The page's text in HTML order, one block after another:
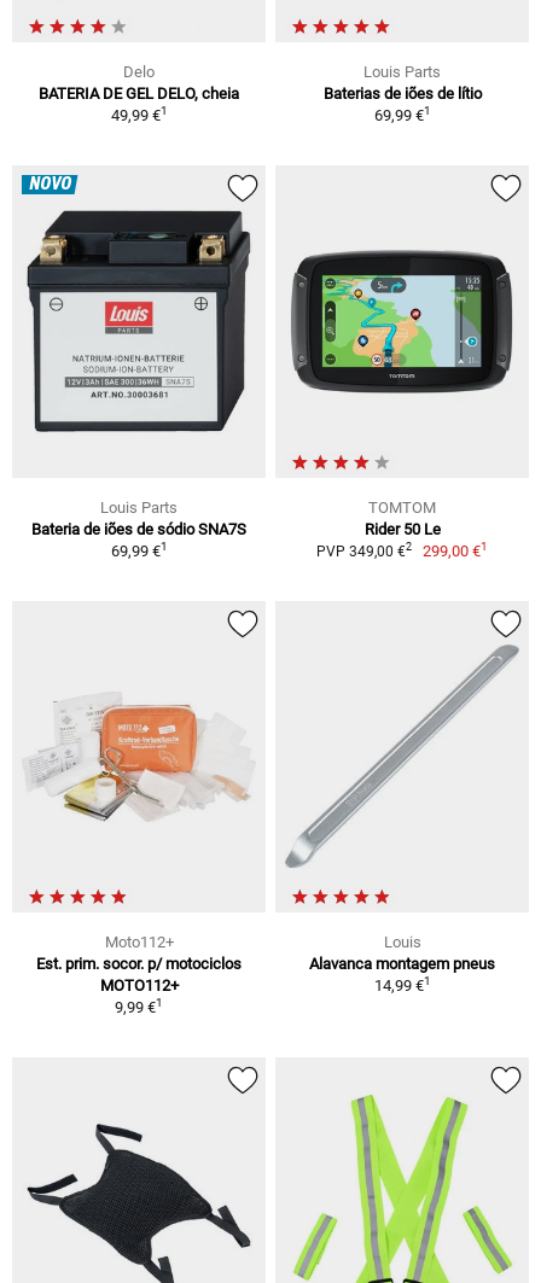
Delo
BATERIA DE GEL DELO, cheia
49,99 €1
Louis Parts
Baterias de iões de lítio
69,99 €1
NOVO
Louis Parts
Bateria de iões de sódio SNA7S
69,99 €1
TOMTOM
Rider 50 Le
PVP 349,00 €2 299,00 €1
Moto112+
Est. prim. socor. p/ motociclos
MOTO112+
9,99 €1
Louis
Alavanca montagem pneus
14,99 €1